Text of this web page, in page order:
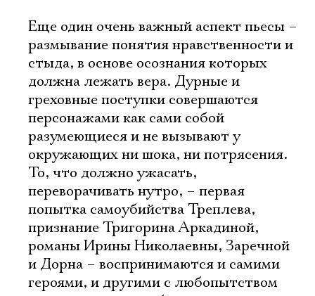
Еще один очень важный аспект пьесы –
размывание понятия нравственности и
стыда, в основе осознания которых
должна лежать вера. Дурные и
греховные поступки совершаются
персонажами как сами собой
разумеющиеся и не вызывают у
окружающих ни шока, ни потрясения.
То, что должно ужасать,
переворачивать нутро, – первая
попытка самоубийства Треплева,
признание Тригорина Аркадиной,
романы Ирины Николаевны, Заречной
и Дорна – воспринимаются и самими
героями, и другими с любопытством